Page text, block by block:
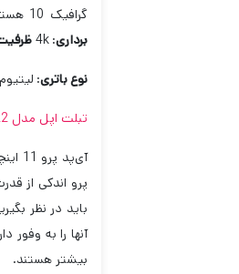
گرافیک 10 هسته‌ای
برداری:
4k
نوع باتری:
تبلت اپل مدل iPad Pro 12.9 New 2022 ظرفیت 512 گیگابایت
بیشتر هستند.